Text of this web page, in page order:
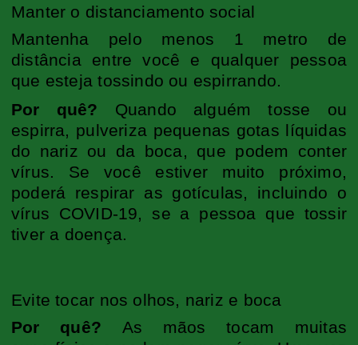
Manter o distanciamento social
Mantenha pelo menos 1 metro de
distância entre você e qualquer pessoa
que esteja tossindo ou espirrando.
Por quê? Quando alguém tosse ou
espirra, pulveriza pequenas gotas líquidas
do nariz ou da boca, que podem conter
vírus. Se você estiver muito próximo,
poderá respirar as gotículas, incluindo o
vírus COVID-19, se a pessoa que tossir
tiver a doença.
Evite tocar nos olhos, nariz e boca
Por quê? As mãos tocam muitas